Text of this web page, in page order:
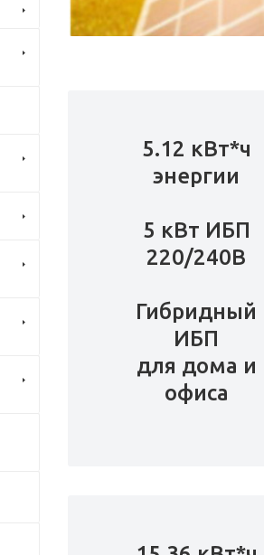
5.12 кВт*ч
энергии
5 кВт ИБП
220/240В
Гибридный
ИБП
для дома и
офиса